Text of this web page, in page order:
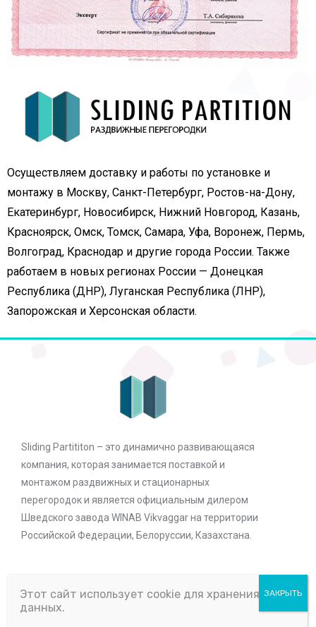
Осуществляем доставку и работы по установке и
монтажу в Москву, Санкт-Петербург, Ростов-на-Дону,
Екатеринбург, Новосибирск, Нижний Новгород, Казань,
Красноярск, Омск, Томск, Самара, Уфа, Воронеж, Пермь,
Волгоград, Краснодар и другие города России. Также
работаем в новых регионах России — Донецкая
Республика (ДНР), Луганская Республика (ЛНР),
Запорожская и Херсонская области.
Sliding Partititon – это динамично развивающаяся
компания, которая занимается поставкой и
монтажом раздвижных и стационарных
перегородок и является официальным дилером
Шведского завода WINAB Vikvaggar на территории
Российской Федерации, Белоруссии, Казахстана.
Меню
Этот сайт использует cookie для хранения
данных.